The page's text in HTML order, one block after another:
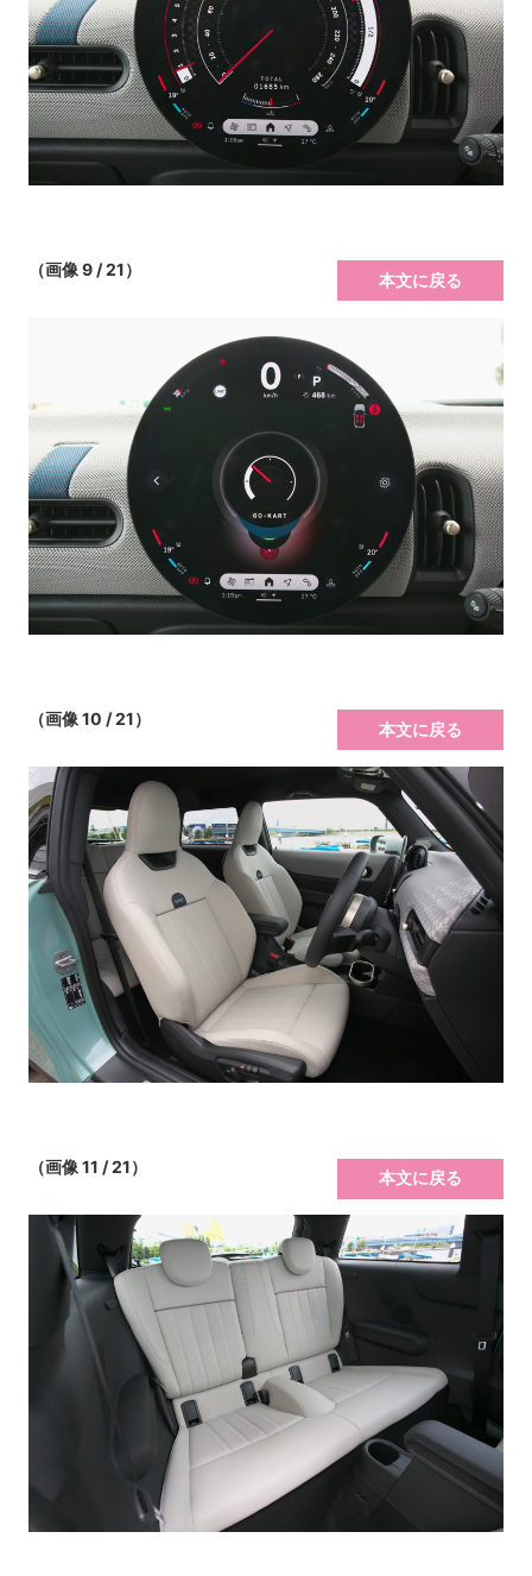
（画像 9 / 21）
本文に戻る
（画像 10 / 21）
本文に戻る
（画像 11 / 21）
本文に戻る